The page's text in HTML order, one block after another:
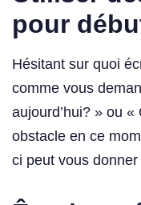
pour
Hésitant sur quoi
comme vous
aujourd’hui? » ou
obstacle en ce
ci peut vous